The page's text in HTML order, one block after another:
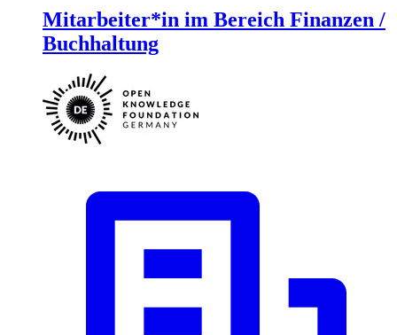
Mitarbeiter*in im Bereich Finanzen /
Buchhaltung